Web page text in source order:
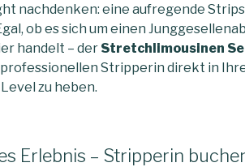
nachdenken: eine aufregende
ob es sich um einen
handelt – der Stretchlimousinen
Stripperin direkt in
zu heben.
Erlebnis – Stripperin